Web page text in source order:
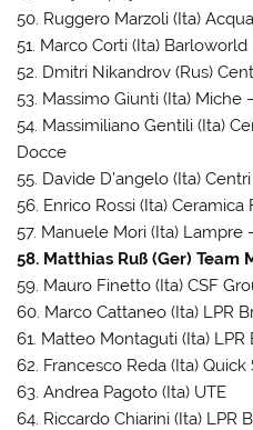
50. Ruggero Marzoli (Ita)
51. Marco Corti (Ita) Barloworld
52. Dmitri Nikandrov (Rus)
53. Massimo Giunti (Ita) Miche
54. Massimiliano Gentili (Ita)
Docce
55. Davide D’angelo (Ita)
56. Enrico Rossi (Ita)
57. Manuele Mori (Ita) Lampre
58. Matthias Ruß (Ger) Team
59. Mauro Finetto (Ita) CSF
60. Marco Cattaneo (Ita) LPR
61. Matteo Montaguti (Ita) LPR
62. Francesco Reda (Ita) Quick
63. Andrea Pagoto (Ita) UTE
64. Riccardo Chiarini (Ita) LPR